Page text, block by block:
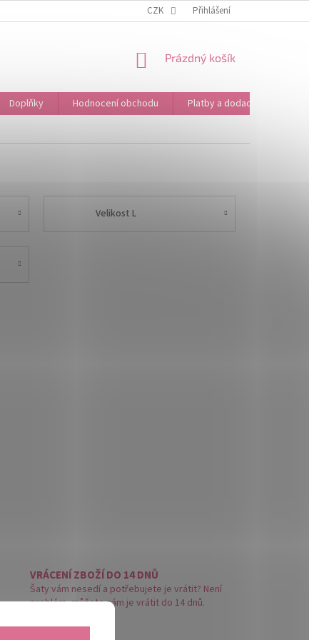
PODMÍNKY OCHRANY OSOBNÍCH ÚDAJŮ
CZK Přihlášení
NÁKUPNÍ
Prázdný košík
Doplňky Hodnocení obchodu
Platby a dodací podmínky
Velikost L
VRÁCENÍ ZBOŽÍ DO 14 DNŮ
Šaty vám nesedí a potřebujete je vrátit? Není
problém, můžete nám je vrátit do 14 dnů.